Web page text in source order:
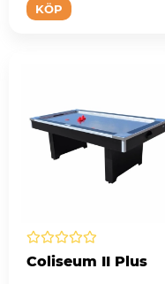
KÖP
Coliseum II Plus